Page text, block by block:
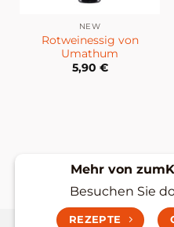
NEW
Rotweinessig von
Umathum
5,90 €
Mehr von
Besuchen Sie
REZEPTE